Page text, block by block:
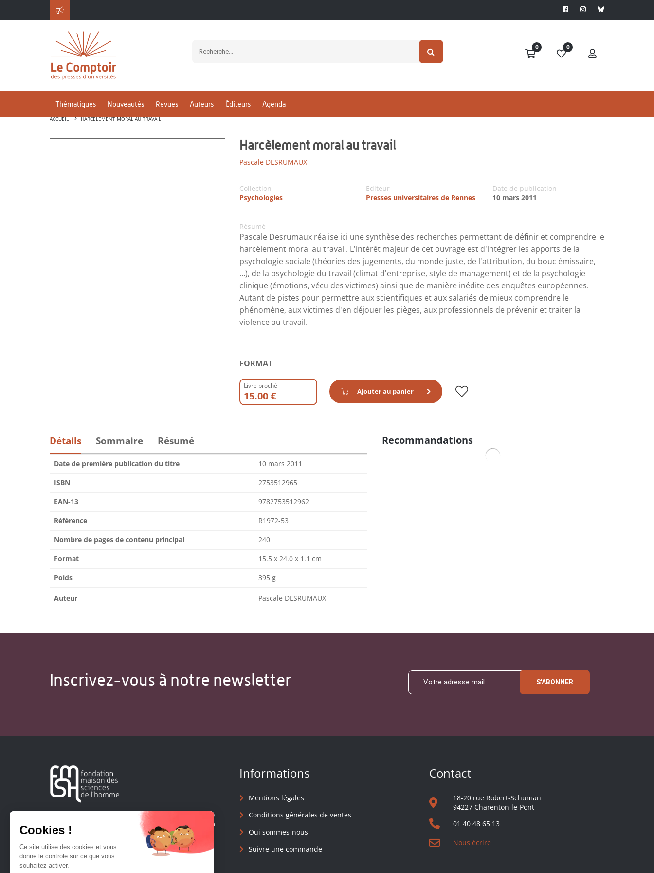
0 0
Thématiques Nouveautés Revues Auteurs Éditeurs Agenda
ACCUEIL HARCÈLEMENT MORAL AU TRAVAIL
Harcèlement moral au travail
Pascale DESRUMAUX
Collection
Psychologies
Editeur
Presses universitaires de Rennes
Date de publication
10 mars 2011
Résumé
Pascale Desrumaux réalise ici une synthèse des recherches permettant de définir et comprendre le
harcèlement moral au travail. L'intérêt majeur de cet ouvrage est d'intégrer les apports de la
psychologie sociale (théories des jugements, du monde juste, de l'attribution, du bouc émissaire,
…), de la psychologie du travail (climat d'entreprise, style de management) et de la psychologie
clinique (émotions, vécu des victimes) ainsi que de manière inédite des enquêtes européennes.
Autant de pistes pour permettre aux scientifiques et aux salariés de mieux comprendre le
phénomène, aux victimes d'en déjouer les pièges, aux professionnels de prévenir et traiter la
violence au travail.
FORMAT
Livre broché
15.00 € Ajouter au panier
Détails Sommaire Résumé
Date de première publication du titre 10 mars 2011
ISBN 2753512965
EAN-13 9782753512962
Référence R1972-53
Nombre de pages de contenu principal 240
Format 15.5 x 24.0 x 1.1 cm
Poids 395 g
Auteur Pascale DESRUMAUX
Recommandations
Inscrivez-vous à notre newsletter S'ABONNER
Créée en 1963, la Fondation Maison Sciences de l'Homme
soutient la recherche et la diffusion des connaissances en
sciences humaines et sociales.
Informations
Mentions légales
Conditions générales de ventes
Qui sommes-nous
Suivre une commande
Contact
18-20 rue Robert-Schuman
94227 Charenton-le-Pont
01 40 48 65 13
Nous écrire